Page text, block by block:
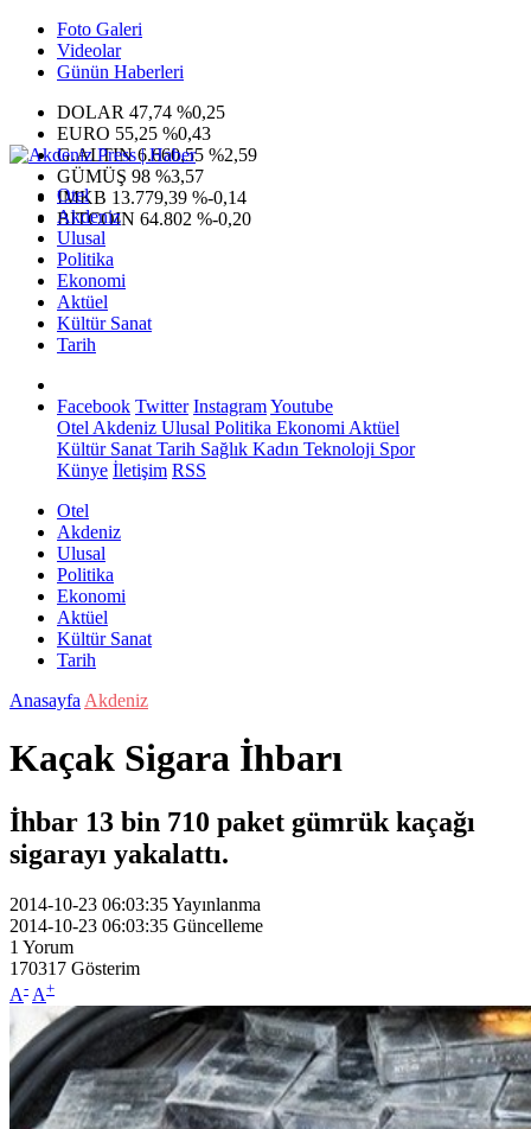
Foto Galeri
Videolar
Günün Haberleri
DOLAR 47,74 %0,25
EURO 55,25 %0,43
G.ALTIN6.660,55 %2,59
GÜMÜŞ 98 %3,57
IMKB 13.779,39 %-0,14
BITCOIN 64.802 %-0,20
Otel
Akdeniz
Ulusal
Politika
Ekonomi
Aktüel
Kültür Sanat
Tarih
Facebook Twitter InstagramYoutube
Otel Akdeniz Ulusal Politika Ekonomi Aktüel
Kültür Sanat Tarih Sağlık Kadın Teknoloji Spor
Künye İletişim RSS
Otel
Akdeniz
Ulusal
Politika
Ekonomi
Aktüel
Kültür Sanat
Tarih
Anasayfa Akdeniz
Kaçak Sigara İhbarı
İhbar 13 bin 710 paket gümrük kaçağı
sigarayı yakalattı.
2014-10-23 06:03:35Yayınlanma
2014-10-23 06:03:35 Güncelleme
1 Yorum
170317 Gösterim
A- A+